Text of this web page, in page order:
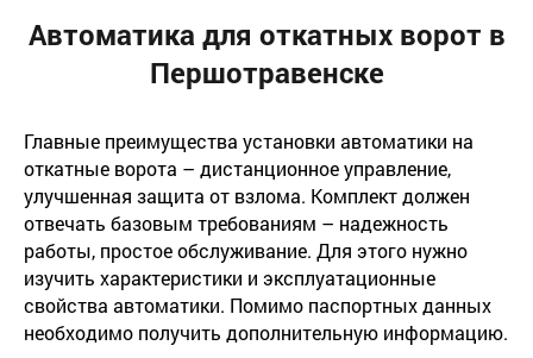
Автоматика для откатных ворот в
Першотравенске
Главные преимущества установки автоматики на
откатные ворота – дистанционное управление,
улучшенная защита от взлома. Комплект должен
отвечать базовым требованиям – надежность
работы, простое обслуживание. Для этого нужно
изучить характеристики и эксплуатационные
свойства автоматики. Помимо паспортных данных
необходимо получить дополнительную информацию.